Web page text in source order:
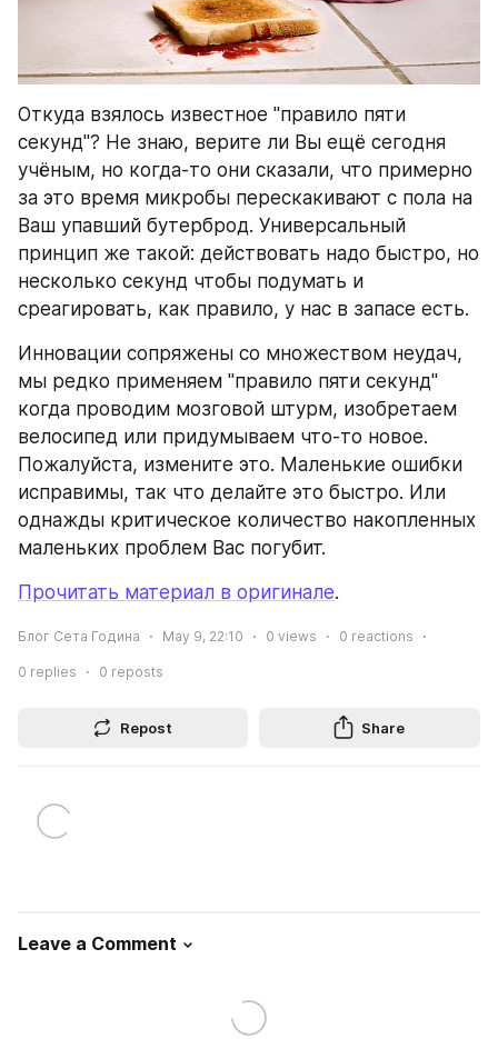
Откуда взялось известное "правило пяти
секунд"? Не знаю, верите ли Вы ещё сегодня
учёным, но когда-то они сказали, что примерно
за это время микробы перескакивают с пола на
Ваш упавший бутерброд. Универсальный
принцип же такой: действовать надо быстро, но
несколько секунд чтобы подумать и
среагировать, как правило, у нас в запасе есть.
Инновации сопряжены со множеством неудач,
мы редко применяем "правило пяти секунд"
когда проводим мозговой штурм, изобретаем
велосипед или придумываем что-то новое.
Пожалуйста, измените это. Маленькие ошибки
исправимы, так что делайте это быстро. Или
однажды критическое количество накопленных
маленьких проблем Вас погубит.
Прочитать материал в оригинале.
Блог Сета Година May 9, 22:10 0 views 0 reactions
0 replies 0 reposts
Repost Share
Leave a Comment